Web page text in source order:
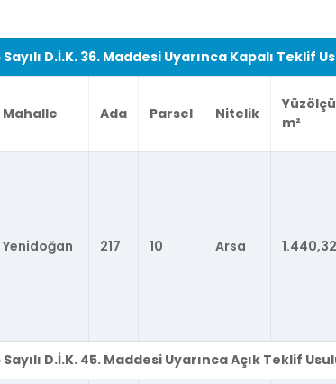
Sayılı D.İ.K. 36. Maddesi Uyarınca Kapalı
Mahalle Ada Parsel Nitelik
m²
Yenidoğan 217 10 Arsa 1.440,32
Sayılı D.İ.K. 45. Maddesi Uyarınca Açık Teklif